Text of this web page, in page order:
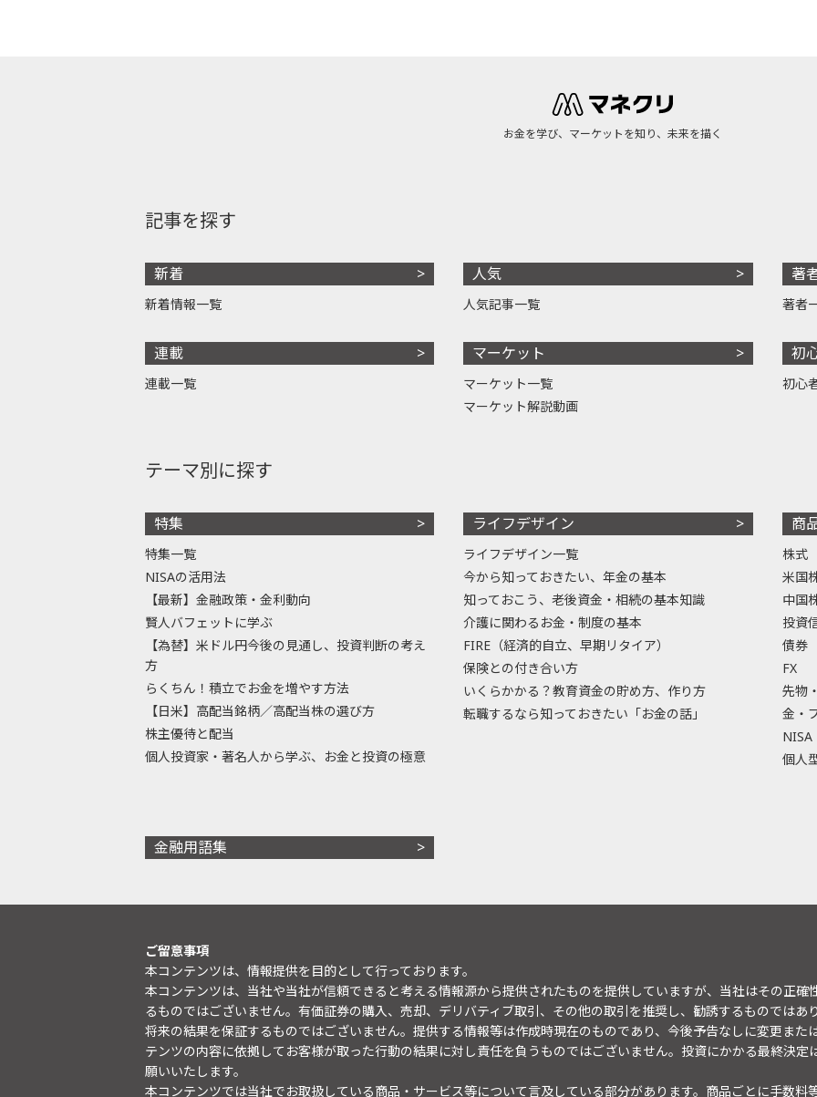
お金を学び、マーケットを知り、未来を描く
記事を探す
新着
新着情報一覧
連載
連載一覧
人気
人気記事一覧
マーケット
マーケット一覧
マーケット解説動画
著
著者
初
初心
テーマ別に探す
特集
特集一覧
NISAの活用法
【最新】金融政策・金利動向
賢人バフェットに学ぶ
【為替】米ドル円今後の見通し、投資判断の考え
方
らくちん！積立でお金を増やす方法
【日米】高配当銘柄／高配当株の選び方
株主優待と配当
個人投資家・著名人から学ぶ、お金と投資の極意
ライフデザイン
ライフデザイン一覧
今から知っておきたい、年金の基本
知っておこう、老後資金・相続の基本知識
介護に関わるお金・制度の基本
FIRE（経済的自立、早期リタイア）
保険との付き合い方
いくらかかる？教育資金の貯め方、作り方
転職するなら知っておきたい「お金の話」
商
株式
米国
中国
投資
債券
FX
先物
金・
NISA
個人
金融用語集
ご留意事項
本コンテンツは、情報提供を目的として行っております。
本コンテンツは、当社や当社が信頼できると考える情報源から提供されたものを提供していますが、当社はその正
るものではございません。有価証券の購入、売却、デリバティブ取引、その他の取引を推奨し、勧誘するものでは
将来の結果を保証するものではございません。提供する情報等は作成時現在のものであり、今後予告なしに変更また
テンツの内容に依拠してお客様が取った行動の結果に対し責任を負うものではございません。投資にかかる最終決
願いいたします。
本コンテンツでは当社でお取扱している商品・サービス等について言及している部分があります。商品ごとに手数料